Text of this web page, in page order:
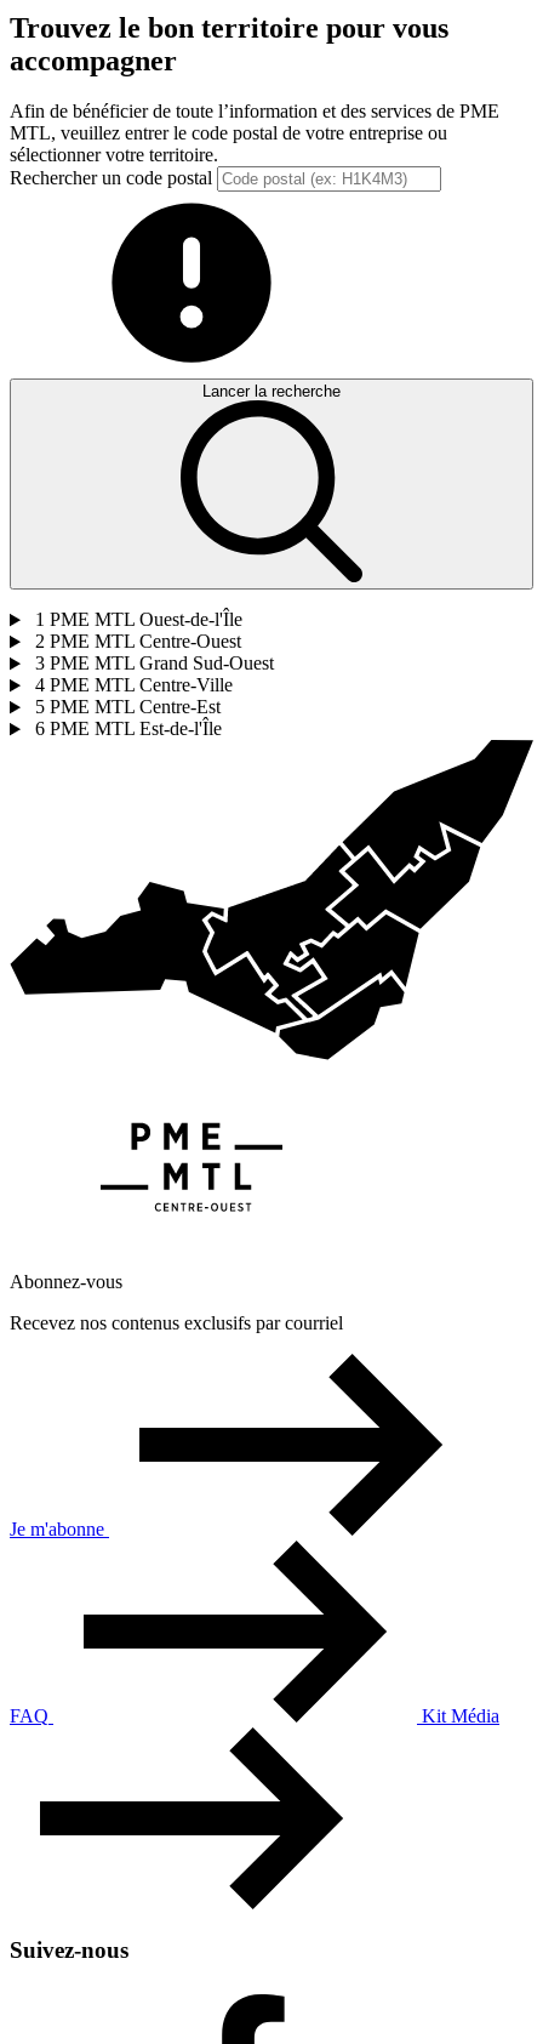
Trouvez le bon territoire pour vous
accompagner
Afin de bénéficier de toute l’information et des services de PME
MTL, veuillez entrer le code postal de votre entreprise ou
sélectionner votre territoire.
Rechercher un code postal
Lancer la recherche
1 PME MTL Ouest-de-l'Île
2 PME MTL Centre-Ouest
3 PME MTL Grand Sud-Ouest
4 PME MTL Centre-Ville
5 PME MTL Centre-Est
6 PME MTL Est-de-l'Île
Abonnez-vous
Recevez nos contenus exclusifs par courriel
Je m'abonne
FAQ Kit Média
Suivez-nous